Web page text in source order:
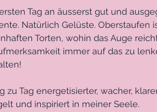
Tag an äusserst gut und
Natürlich Gelüste. Oberstaufen
Torten, wohin das Auge
immer auf das zu
Tag energetisierter, wacher,
und inspiriert in meiner Seele.